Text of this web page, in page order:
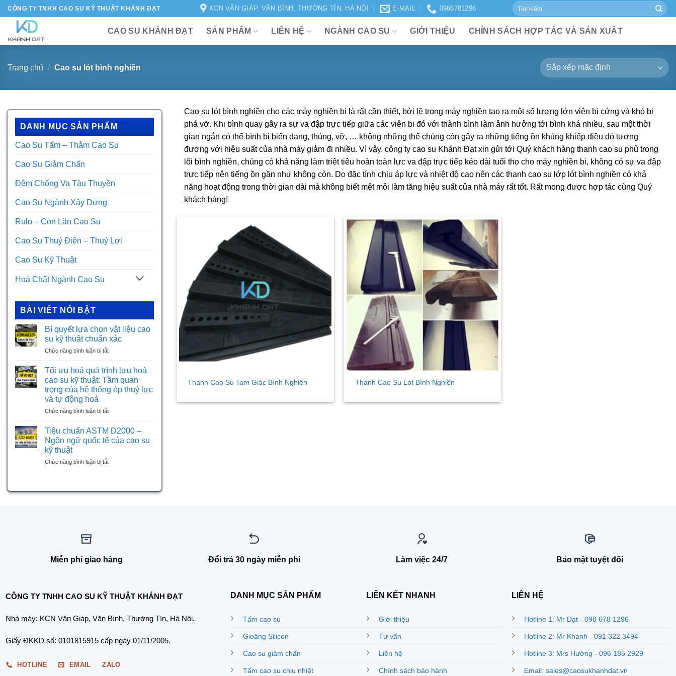
Bỏ
qua
dung
CÔNG TY TNHH CAO SU KỸ THUẬT KHÁNH ĐẠT KCN VĂN GIÁP, VĂN BÌNH, THƯỜNG TÍN, HÀ NỘI E-MAIL 0986781296
Tìm
kiếm:
CAO SU KHÁNH ĐẠT SẢN PHẨM LIÊN HỆ NGÀNH CAO SU GIỚI THIỆU CHÍNH SÁCH HỢP TÁC VÀ SẢN XUẤT
Trang chủ / Cao su lót bình nghiền
DANH MỤC SẢN PHẨM
Cao Su Tấm – Thảm Cao Su
Cao Su Giảm Chấn
Đệm Chống Va Tàu Thuyền
Cao Su Ngành Xây Dựng
Rulo – Con Lăn Cao Su
Cao Su Thuỷ Điện – Thuỷ Lợi
Cao Su Kỹ Thuật
Hoá Chất Ngành Cao Su
BÀI VIẾT NỔI BẬT
Bí quyết lựa chọn vật liệu cao
su kỹ thuật chuẩn xác
Chức năng bình luận bị tắtở
quyết
lựa
chọn
vật
cao
kỹ
thuật
chuẩn
Tối ưu hoá quá trình lưu hoá
cao su kỹ thuật: Tầm quan
trọng của hệ thống ép thuỷ lực
và tự động hoá
Chức năng bình luận bị tắtở
ưu
hoá
quá
lưu
kỹ
thống
ép
tự
hoá
Tiêu chuẩn ASTM D2000 –
Ngôn ngữ quốc tế của cao su
kỹ thuật
Chức năng bình luận bị tắtở
D2000
cao
su
Cao su lót bình nghiền cho các máy nghiền bi là rất cần thiết, bởi lẽ trong máy nghiền tạo ra một số lượng lớn viên bi cứng và khó bị
phá vỡ. Khi bình quay gây ra sự va đập trực tiếp giữa các viên bi đó với thành bình làm ảnh hưởng tới bình khá nhiều, sau một thời
gian ngắn có thể bình bị biến dạng, thủng, vỡ, … không những thế chúng còn gây ra những tiếng ồn khủng khiểp điều đó tương
đương với hiệu suất của nhà máy giảm đi nhiều. Vì vậy, công ty cao su Khánh Đạt xin gửi tới Quý khách hàng thanh cao su phủ trong
lõi bình nghiền, chúng có khả năng làm triệt tiêu hoàn toàn lực va đập trực tiếp kéo dài tuổi thọ cho máy nghiền bi, không có sự va đập
trực tiếp nên tiếng ồn gần như không còn. Do đặc tính chịu áp lực và nhiệt độ cao nên các thanh cao su lớp lót bình nghiền có khả
năng hoạt động trong thời gian dài mà không biết mệt mỏi làm tăng hiệu suất của nhà máy rất tốt. Rất mong được hợp tác cùng Quý
khách hàng!
danh
sách
thích
Thanh Cao Su Tam Giác Bình Nghiền
Thêm
vào
danh
sách
yêu
thích
Thanh Cao Su Lót Bình Nghiền
Miễn phí giao hàng Đổi trả 30 ngày miễn phí Làm việc 24/7 Bảo mật tuyệt đối
CÔNG TY TNHH CAO SU KỸ THUẬT KHÁNH ĐẠT
Nhà máy: KCN Văn Giáp, Văn Bình, Thường Tín, Hà Nội.
Giấy ĐKKD số: 0101815915 cấp ngày 01/11/2005.
HOTLINE EMAIL ZALO
DANH MỤC SẢN PHẨM
Tấm cao su
Gioăng Silicon
Cao su giảm chấn
Tấm cao su chịu nhiệt
LIÊN KẾT NHANH
Giới thiệu
Tư vấn
Liên hệ
Chính sách bảo hành
LIÊN HỆ
Hotline 1: Mr Đạt - 098 678 1296
Hotline 2: Mr Khanh - 091 322 3494
Hotline 3: Mrs Hường - 096 185 2929
Email: sales@caosukhanhdat.vn